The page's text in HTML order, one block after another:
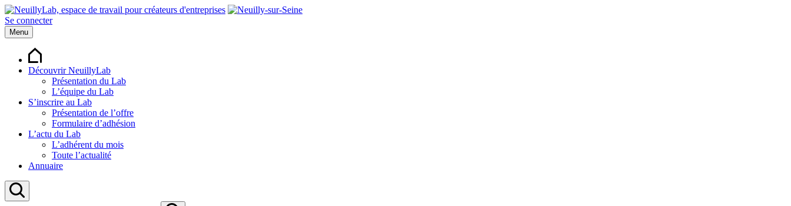
Se connecter
Menu
Découvrir NeuillyLab
Présentation du Lab
L’équipe du Lab
S’inscrire au Lab
Présentation de l’offre
Formulaire d’adhésion
L’actu du Lab
L’adhérent du mois
Toute l’actualité
Annuaire